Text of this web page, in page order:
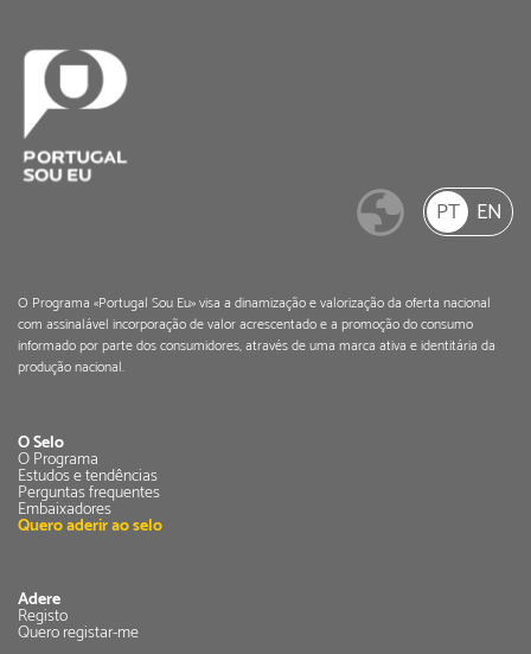
PT EN
O Programa «Portugal Sou Eu» visa a dinamização e valorização da oferta nacional
com assinalável incorporação de valor acrescentado e a promoção do consumo
informado por parte dos consumidores, através de uma marca ativa e identitária da
produção nacional.
O Selo
O Programa
Estudos e tendências
Perguntas frequentes
Embaixadores
Quero aderir ao selo
Adere
Registo
Quero registar-me